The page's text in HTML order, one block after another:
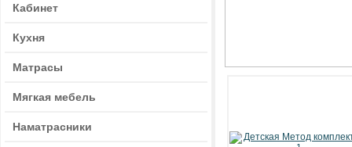
Кабинет
Кухня
Матрасы
Мягкая мебель
Наматрасники